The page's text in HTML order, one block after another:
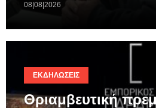
08|08|2026
ΕΚΔΗΛΏΣΕΙΣ
Θριαμβευτική